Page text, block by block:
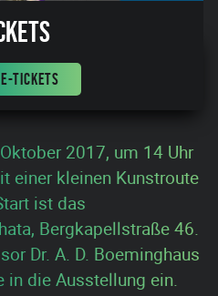
TICKETS
2017, um 14 Uhr
einer kleinen Kunstroute
ist das
Bergkapellstraße 46.
Dr. A. D. Boeminghaus
in die Ausstellung ein.